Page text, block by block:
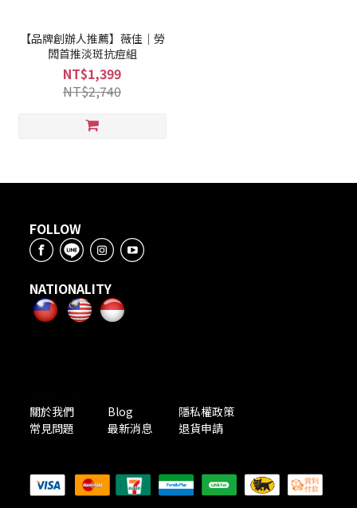
【品牌創辦人推薦】薇佳｜勞
闆首推淡斑抗痘組
NT$1,399
NT$2,740
FOLLOW
NATIONALITY
關於我們
Blog
隱私權政策
常見問題
最新消息 退貨申請